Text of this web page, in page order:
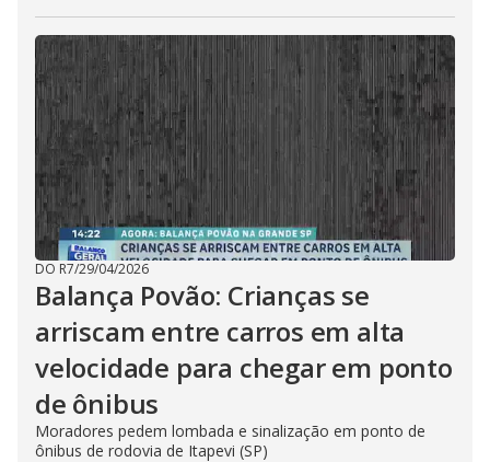
DO R7/29/04/2026
Balança Povão: Crianças se
arriscam entre carros em alta
velocidade para chegar em ponto
de ônibus
Moradores pedem lombada e sinalização em ponto de
ônibus de rodovia de Itapevi (SP)